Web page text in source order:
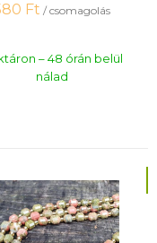
Ft / csomagolás
– 48 órán belül
nálad